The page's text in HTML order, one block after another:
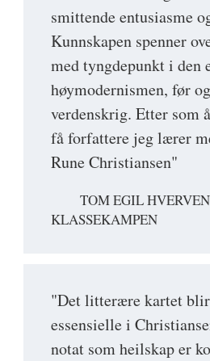
smittende entusiasme
Kunnskapen spenner
med tyngdepunkt i den
høymodernismen, før
verdenskrig. Etter som
få forfattere jeg lærer
Rune Christiansen"
TOM EGIL
KLASSEKAMPEN
"Det litterære kartet
essensielle i
notat som heilskap er